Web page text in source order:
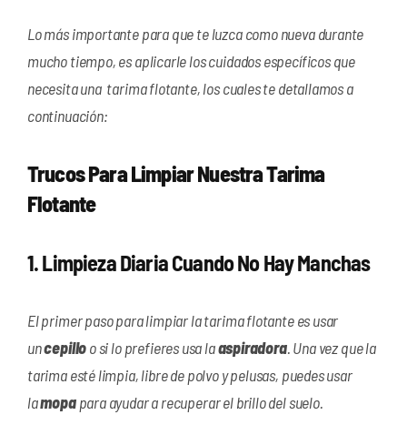
Lo más importante para que te luzca como nueva durante
mucho tiempo, es aplicarle los cuidados específicos que
necesita una tarima flotante, los cuales te detallamos a
continuación:
Trucos Para Limpiar Nuestra Tarima
Flotante
1. Limpieza Diaria Cuando No Hay Manchas
El primer paso para limpiar la tarima flotante es usar
uncepilloo si lo prefieres usa laaspiradora. Una vez que la
tarima esté limpia, libre de polvo y pelusas, puedes usar
lamopapara ayudar a recuperar el brillo del suelo.